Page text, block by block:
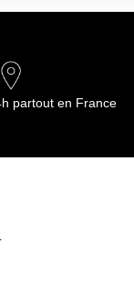
partout en France